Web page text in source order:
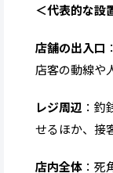
＜代表的な設
店舗の出入口
店客の動線や
レジ周辺 ：
せるほか、接
店内全体 ：